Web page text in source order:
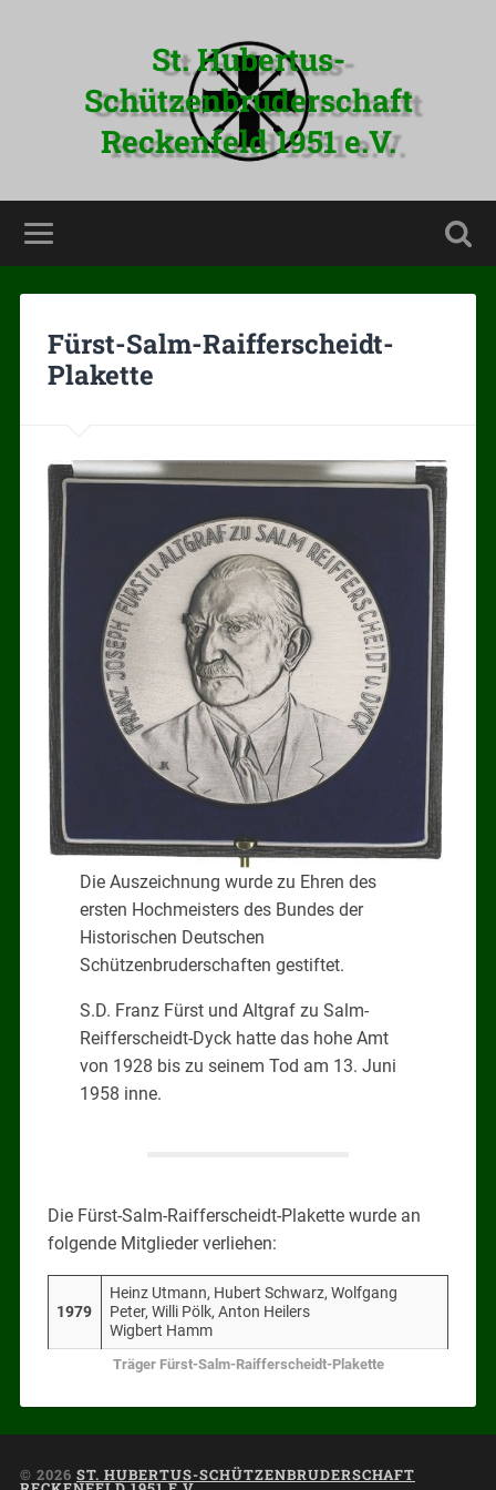
St. Hubertus-
Schützenbruderschaft
Reckenfeld 1951 e.V.
Fürst-Salm-Raifferscheidt-
Plakette
Die Auszeichnung wurde zu Ehren des
ersten Hochmeisters des Bundes der
Historischen Deutschen
Schützenbruderschaften gestiftet.
S.D. Franz Fürst und Altgraf zu Salm-
Reifferscheidt-Dyck hatte das hohe Amt
von 1928 bis zu seinem Tod am 13. Juni
1958 inne.
Die Fürst-Salm-Raifferscheidt-Plakette wurde an
folgende Mitglieder verliehen:
1979
Heinz Utmann, Hubert Schwarz, Wolfgang
Peter, Willi Pölk, Anton Heilers
Wigbert Hamm
Träger Fürst-Salm-Raifferscheidt-Plakette
© 2026 ST. HUBERTUS-SCHÜTZENBRUDERSCHAFT